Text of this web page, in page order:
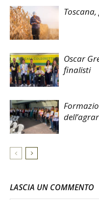
Oscar
finalisti
LASCIA UN COMMENTO